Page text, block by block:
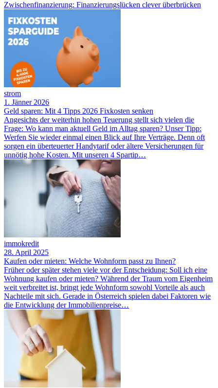
Zwischenfinanzierung: Finanzierungslücken clever überbrücken
strom
1. Jänner 2026
Geld sparen: Mit 4 Tipps 2026 Fixkosten senken
Angesichts der weiterhin hohen Teuerung stellt sich vielen die
Frage: Wo kann man aktuell Geld im Alltag sparen? Unser Tipp:
Werfen Sie wieder einmal einen Blick auf Ihre Verträge. Denn oft
sorgen ein überteuerter Handytarif oder ältere Versicherungen für
unnötig hohe Kosten. Mit unseren 4 Spartip…
immokredit
28. April 2025
Kaufen oder mieten: Welche Wohnform passt zu Ihnen?
Früher oder später stehen viele vor der Entscheidung: Soll ich eine
Wohnung kaufen oder mieten? Während der Traum vom Eigenheim
weit verbreitet ist, bringt jede Wohnform sowohl Vorteile als auch
Nachteile mit sich. Gerade in Österreich spielen dabei Faktoren wie
die Entwicklung der Immobilienpreise…